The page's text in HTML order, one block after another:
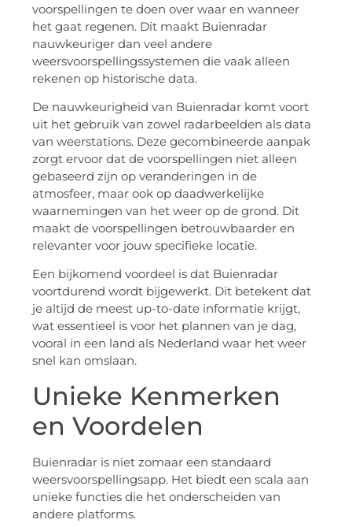
voorspellingen te doen over waar en wanneer
het gaat regenen. Dit maakt Buienradar
nauwkeuriger dan veel andere
weersvoorspellingssystemen die vaak alleen
rekenen op historische data.
De nauwkeurigheid van Buienradar komt voort
uit het gebruik van zowel radarbeelden als data
van weerstations. Deze gecombineerde aanpak
zorgt ervoor dat de voorspellingen niet alleen
gebaseerd zijn op veranderingen in de
atmosfeer, maar ook op daadwerkelijke
waarnemingen van het weer op de grond. Dit
maakt de voorspellingen betrouwbaarder en
relevanter voor jouw specifieke locatie.
Een bijkomend voordeel is dat Buienradar
voortdurend wordt bijgewerkt. Dit betekent dat
je altijd de meest up-to-date informatie krijgt,
wat essentieel is voor het plannen van je dag,
vooral in een land als Nederland waar het weer
snel kan omslaan.
Unieke Kenmerken
en Voordelen
Buienradar is niet zomaar een standaard
weersvoorspellingsapp. Het biedt een scala aan
unieke functies die het onderscheiden van
andere platforms.